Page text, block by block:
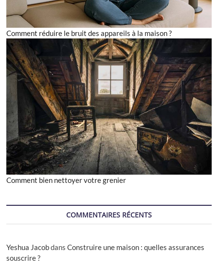
Comment réduire le bruit des appareils à la maison ?
Comment bien nettoyer votre grenier
COMMENTAIRES RÉCENTS
Yeshua JacobdansConstruire une maison : quelles assurances
souscrire ?